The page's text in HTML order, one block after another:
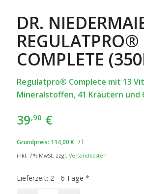
DR.
REGULATPRO®
COMPLETE
Regulatpro® Complete mit 13
Mineralstoffen, 41 Kräutern und
39,90 €
Grundpreis: 114,00 € /l
inkl. 7 % MwSt. zzgl. Versandkosten
Lieferzeit: 2 - 6 Tage *